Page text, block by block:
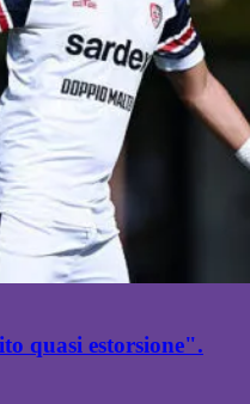
quasi estorsione".